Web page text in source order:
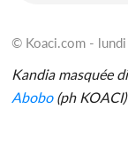
© Koaci.com -
Kandia masquée
Abobo(ph KOACI)